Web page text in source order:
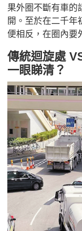
果外圈不斷有車的
開。至於在二千年
便相反，在圈內要
傳統迴旋處
一眼睇清？